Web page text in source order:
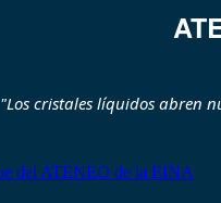
"Los cristales líquidos abren